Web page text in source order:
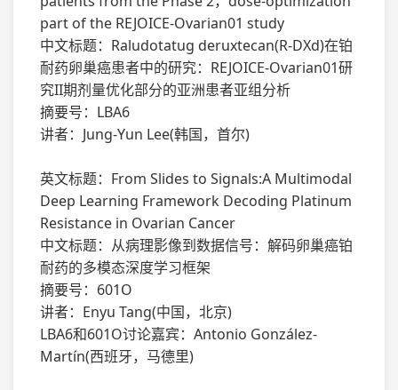
part of the REJOICE-Ovarian01 study
中文标题：Raludotatug deruxtecan(R-DXd)在铂
耐药卵巢癌患者中的研究：REJOICE-Ovarian01研
究II期剂量优化部分的亚洲患者亚组分析
摘要号：LBA6
讲者：Jung-Yun Lee(韩国，首尔)
英文标题：From Slides to Signals:A Multimodal
Deep Learning Framework Decoding Platinum
Resistance in Ovarian Cancer
中文标题：从病理影像到数据信号：解码卵巢癌铂
耐药的多模态深度学习框架
摘要号：601O
讲者：Enyu Tang(中国，北京)
LBA6和601O讨论嘉宾：Antonio González-
Martín(西班牙，马德里)